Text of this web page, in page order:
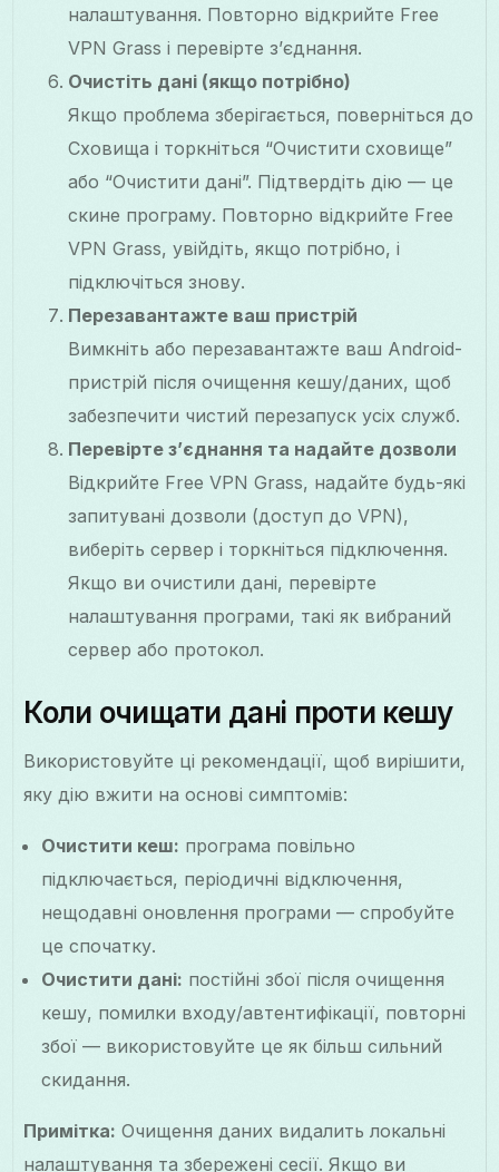
налаштування. Повторно відкрийте Free
VPN Grass і перевірте з’єднання.
Очистіть дані (якщо потрібно)
Якщо проблема зберігається, поверніться до
Сховища і торкніться “Очистити сховище”
або “Очистити дані”. Підтвердіть дію — це
скине програму. Повторно відкрийте Free
VPN Grass, увійдіть, якщо потрібно, і
підключіться знову.
Перезавантажте ваш пристрій
Вимкніть або перезавантажте ваш Android-
пристрій після очищення кешу/даних, щоб
забезпечити чистий перезапуск усіх служб.
Перевірте з’єднання та надайте дозволи
Відкрийте Free VPN Grass, надайте будь-які
запитувані дозволи (доступ до VPN),
виберіть сервер і торкніться підключення.
Якщо ви очистили дані, перевірте
налаштування програми, такі як вибраний
сервер або протокол.
Коли очищати дані проти кешу
Використовуйте ці рекомендації, щоб вирішити,
яку дію вжити на основі симптомів:
Очистити кеш: програма повільно
підключається, періодичні відключення,
нещодавні оновлення програми — спробуйте
це спочатку.
Очистити дані: постійні збої після очищення
кешу, помилки входу/автентифікації, повторні
збої — використовуйте це як більш сильний
скидання.
Примітка: Очищення даних видалить локальні
налаштування та збережені сесії. Якщо ви